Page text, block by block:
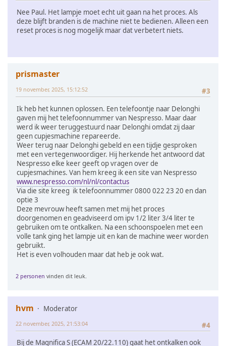
Nee Paul. Het lampje moet echt uit gaan na het proces. Als
deze blijft branden is de machine niet te bedienen. Alleen een
reset proces is nog mogelijk maar dat verbetert niets.
prismaster
#3
19 november, 2025, 15:12:52
Ik heb het kunnen oplossen. Een telefoontje naar Delonghi
gaven mij het telefoonnummer van Nespresso. Maar daar
werd ik weer teruggestuurd naar Delonghi omdat zij daar
geen cupjesmachine repareerde.
Weer terug naar Delonghi gebeld en een tijdje gesproken
met een vertegenwoordiger. Hij herkende het antwoord dat
Nespresso elke keer geeft op vragen over de
cupjesmachines. Van hem kreeg ik een site van Nespresso
www.nespresso.com/nl/nl/contactus
Via die site kreeg ik telefoonnummer 0800 022 23 20 en dan
optie 3
Deze mevrouw heeft samen met mij het proces
doorgenomen en geadviseerd om ipv 1/2 liter 3/4 liter te
gebruiken om te ontkalken. Na een schoonspoelen met een
volle tank ging het lampje uit en kan de machine weer worden
gebruikt.
Het is even volhouden maar dat heb je ook wat.
2 personen vinden dit leuk.
hvm
Moderator
#4
22 november, 2025, 21:53:04
Bij de Magnifica S (ECAM 20/22.110) gaat het ontkalken ook